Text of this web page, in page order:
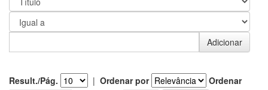
Result./Pág. | Ordenar por
Ordenar